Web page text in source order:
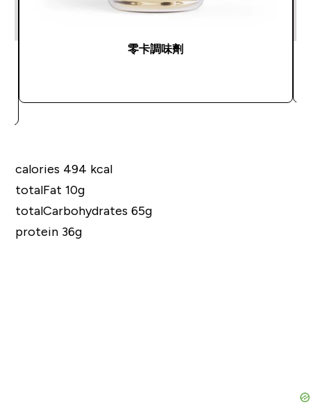
零卡調味劑
calories 494 kcal
totalFat 10g
totalCarbohydrates 65g
protein 36g